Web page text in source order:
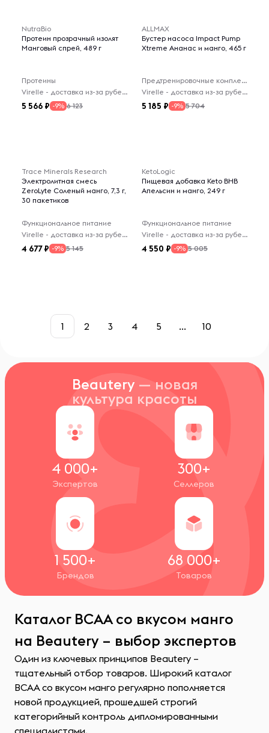
NutraBio
Протеин прозрачный изолят
Манговый спрей, 489 г
Протеины
Virelle - доставка из-за рубежа
5 566 -9% 6 123
ALLMAX
Бустер насоса Impact Pump
Xtreme Ананас и манго, 465 г
Предтренировочные комплексы
Virelle - доставка из-за рубежа
5 185 -9% 5 704
Trace Minerals Research
Электролитная смесь
ZeroLyte Соленый манго, 7,3 г,
30 пакетиков
Функциональное питание
Virelle - доставка из-за рубежа
4 677 -9% 5 145
KetoLogic
Пищевая добавка Keto BHB
Апельсин и манго, 249 г
Функциональное питание
Virelle - доставка из-за рубежа
4 550 -9% 5 005
1 2 3 4 5 ... 10
Beautery — новая
культура красоты
4 000+
Экспертов
300+
Селлеров
1 500+
Брендов
68 000+
Товаров
Каталог BCAA со вкусом манго
на Beautery – выбор экспертов
Один из ключевых принципов Beautery –
тщательный отбор товаров. Широкий каталог
BCAA со вкусом манго регулярно пополняется
новой продукцией, прошедшей строгий
категорийный контроль дипломированными
специалистами.